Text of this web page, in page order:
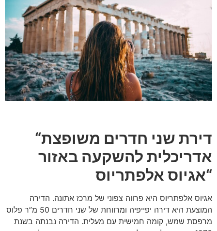
“דירת שני חדרים משופצת
אדריכלית להשקעה באזור
“אגיוס אלפתריוס
אגיוס אלפתריוס היא פרווה צפוני של מרכז אתונה. הדירה
המוצעת היא דירה יפייפיה ומרווחת של שני חדרים 50 מ”ר פלוס
מרפסת שמש, קומה חמישית עם מעלית. הדירה נבנתה בשנת